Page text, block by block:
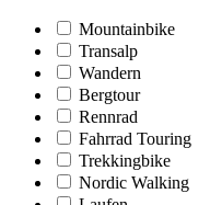
Mountainbike
Transalp
Wandern
Bergtour
Rennrad
Fahrrad Touring
Trekkingbike
Nordic Walking